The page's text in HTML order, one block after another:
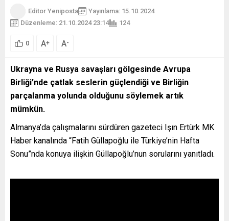
Editor Yeniposta
Yayınlama: 15.10.2024
Düzenleme: 21.10.2024 23:14
124
0 A+ A-
Ukrayna ve Rusya savaşları gölgesinde Avrupa
Birliği’nde çatlak seslerin güçlendiği ve Birliğin
parçalanma yolunda olduğunu söylemek artık
mümkün.
Almanya’da çalışmalarını sürdüren gazeteci Işın Ertürk MK
Haber kanalında “Fatih Güllapoğlu ile Türkiye’nin Hafta
Sonu”nda konuya ilişkin Güllapoğlu’nun sorularını yanıtladı.